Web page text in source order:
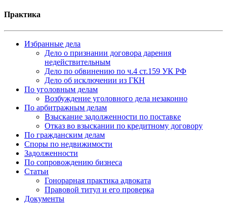
Практика
Избранные дела
Дело о признании договора дарения
недействительным
Дело по обвинению по ч.4 ст.159 УК РФ
Дело об исключении из ГКН
По уголовным делам
Возбуждение уголовного дела незаконно
По арбитражным делам
Взыскание задолженности по поставке
Отказ во взыскании по кредитному договору
По гражданским делам
Споры по недвижимости
Задолженности
По сопровождению бизнеса
Статьи
Гонорарная практика адвоката
Правовой титул и его проверка
Документы